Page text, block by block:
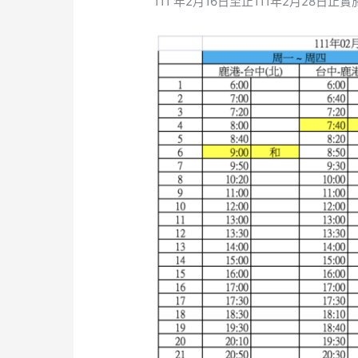
路
因
應
新
肺
炎
疫
情
影
響
進
行
短
期
減